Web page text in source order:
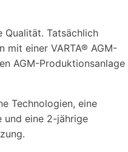
Qualität. Tatsächlich
mit einer VARTA® AGM-
AGM-Produktionsanlage
Technologien, eine
und eine 2-jährige